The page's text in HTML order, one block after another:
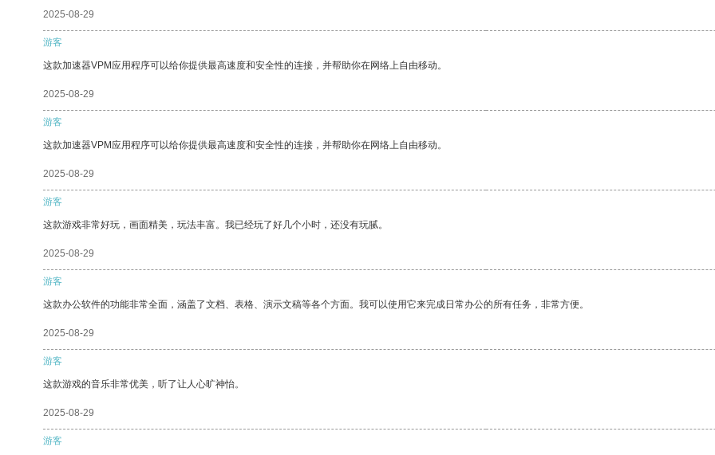
2025-08-29
游客
这款加速器VPM应用程序可以给你提供最高速度和安全性的连接，并帮助你在网络上自由移动。
2025-08-29
游客
这款加速器VPM应用程序可以给你提供最高速度和安全性的连接，并帮助你在网络上自由移动。
2025-08-29
游客
这款游戏非常好玩，画面精美，玩法丰富。我已经玩了好几个小时，还没有玩腻。
2025-08-29
游客
这款办公软件的功能非常全面，涵盖了文档、表格、演示文稿等各个方面。我可以使用它来完成日常办公的所有任务，非常方便。
2025-08-29
游客
这款游戏的音乐非常优美，听了让人心旷神怡。
2025-08-29
游客